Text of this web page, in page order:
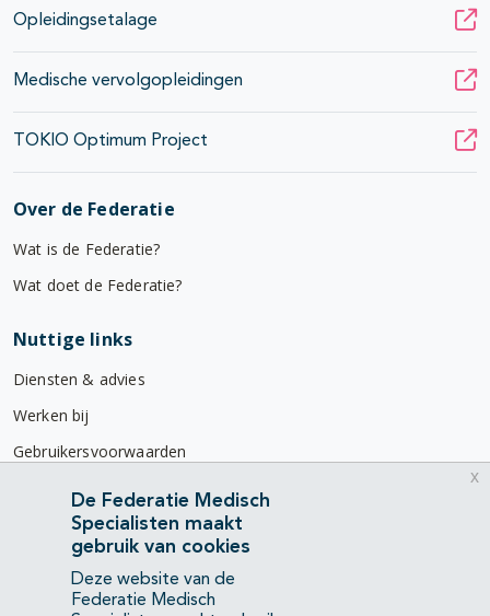
Opleidingsetalage
Medische vervolgopleidingen
TOKIO Optimum Project
Over de Federatie
Wat is de Federatie?
Wat doet de Federatie?
Nuttige links
Diensten & advies
Werken bij
Gebruikersvoorwaarden
Privacyverklaring
Contact
Mercatorlaan 1200
3528 BL Utrecht
De Federatie Medisch
Specialisten maakt
gebruik van cookies
Deze website van de
Federatie Medisch
x